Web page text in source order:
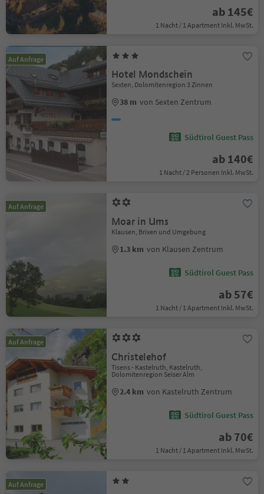
ab 145€
1 Nacht / 1 Apartment Inkl. MwSt.
Auf Anfrage
Hotel Mondschein
Sexten, Dolomitenregion 3 Zinnen
38 m von Sexten Zentrum
Südtirol Guest Pass
ab 140€
1 Nacht / 2 Personen Inkl. MwSt.
Auf Anfrage
Moar in Ums
Klausen, Brixen und Umgebung
1.3 km von Klausen Zentrum
Südtirol Guest Pass
ab 57€
1 Nacht / 1 Apartment Inkl. MwSt.
Auf Anfrage
Christelehof
Tisens - Kastelruth, Kastelruth,
Dolomitenregion Seiser Alm
2.4 km von Kastelruth Zentrum
Südtirol Guest Pass
ab 70€
1 Nacht / 1 Apartment Inkl. MwSt.
Auf Anfrage